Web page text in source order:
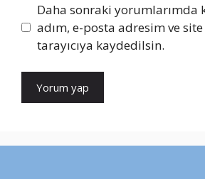
Daha sonraki yorumlarımda
adım, e-posta adresim ve
tarayıcıya kaydedilsin.